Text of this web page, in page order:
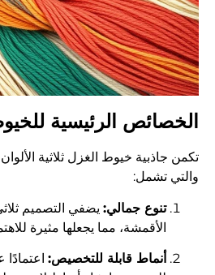
الخصائص الرئيسية
تكمن جاذبية خيوط الغزل ثلاثية
والتي تشمل:
تنوع جمالي: يضفي التصميم
الأقمشة، مما يجعلها مثيرة
أنماط قابلة للتخصيص: اعتمادًا